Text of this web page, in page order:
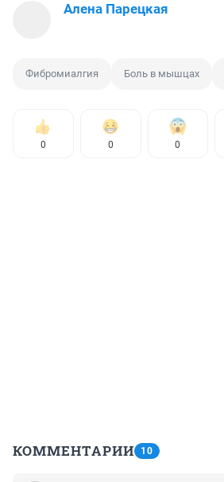
Алена Парецкая
Фибромиалгия Боль в мышцах
0 0 0
КОММЕНТАРИИ 10